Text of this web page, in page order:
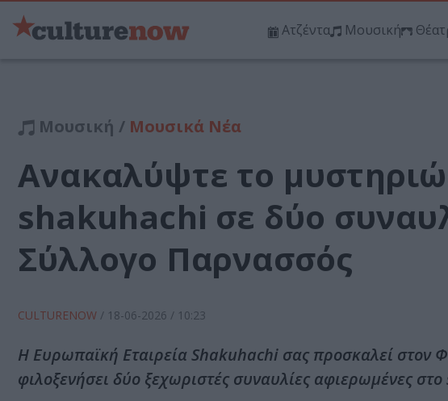
Ατζέντα Μουσική
Μουσική / Μουσικά Νέα
Ανακαλύψτε το
shakuhachi σε δύο
Σύλλογο Παρνασσός
CULTURENOW / 18-06-2026 / 10:23
Η Ευρωπαϊκή Εταιρεία Shakuhachi σας προσκαλεί στον
φιλοξενήσει δύο ξεχωριστές συναυλίες αφιερωμένες